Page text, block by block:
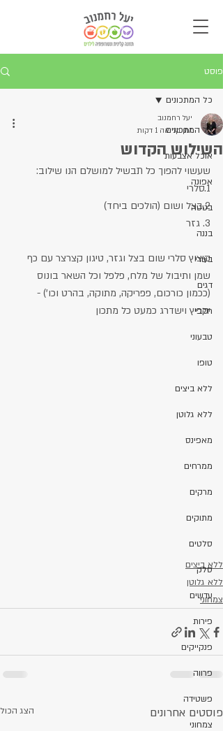
פוסט
כל המתכונים
אוכל אצבעות
אפונה
בטטה
בננה
בשרי
דגים
חלבי
טבעוני
טופו
ללא ביצים
ללא גלוטן
מאפינס
ממרחים
מרקים
מתוקים
סלטים
סלק
עדשים
פירות
פנקייקים
פרווה
פשטידה
צמחוני
כל המתכונים
השילוש הקדוש
יעל רחמנוב
זמן קריאה 1 דקות
שעשוי להפוך כל תבשיל למושלם הנו שילוב:
1.סלרי
2.בצל ושום (הולכים ביחד)
3. גזר
קיצוץ סלרי שום בצל וגזר, טיגון קצרצר עם כף
שמן ותיבול של מלח, פלפל וכל השאר בונוס
(ככמון כורכום, פפריקה, מתוקה, בהרט וכו') -
יקפיץ וישדרג כמעט כל מתכון
ללא ביצים
ללא גלוטן
צמחוני
פוסטים אחרונים הצג הכול